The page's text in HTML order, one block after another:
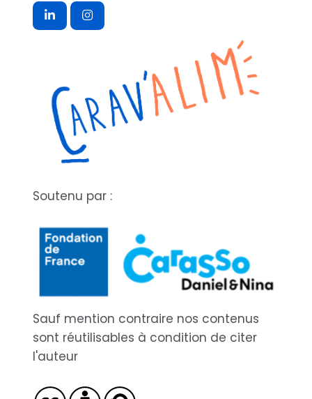
Soutenu par :
Sauf mention contraire nos contenus
sont réutilisables à condition de citer
l'auteur